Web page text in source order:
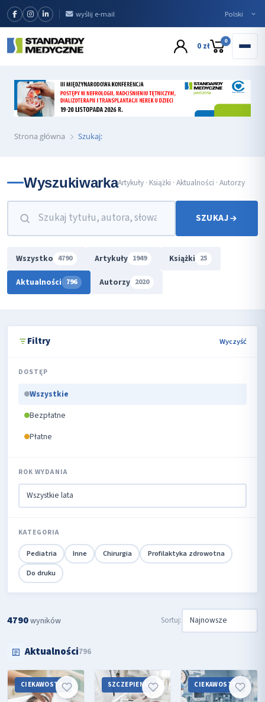
wyślij e-mail
0 zł 0
Strona główna Szukaj:
WyszukiwarkaArtykuły · Książki · Aktualności · Autorzy
SZUKAJ
Wszystko 4790 Artykuły 1949 Książki 25
Aktualności 796 Autorzy 2020
Filtry Wyczyść
DOSTĘP
Wszystkie
Bezpłatne
Płatne
ROK WYDANIA
KATEGORIA
Pediatria Inne Chirurgia
Profilaktyka zdrowotna
Do druku
4790wyników Sortuj:
Aktualności796
CIEKAWOSTKI SZCZEPIENIA CIEKAWOSTKI